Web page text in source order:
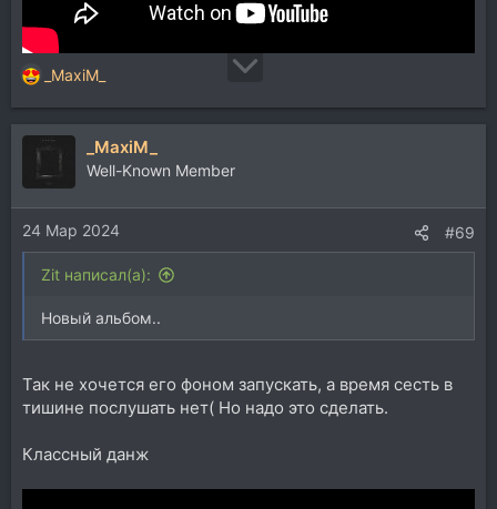
Р
е
а
и
и
:
_MaxiM_
_MaxiM_
Well-Known Member
24 Мар 2024 #69
Zit написал(а):
Новый альбом..
Так не хочется его фоном запускать, а время сесть в
тишине послушать нет( Но надо это сделать.
Классный данж